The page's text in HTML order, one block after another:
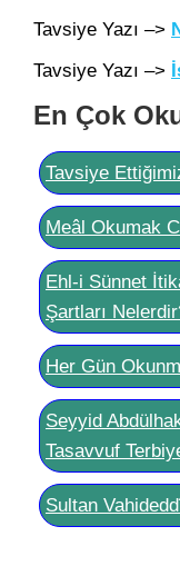
Tavsiye Yazı –>
Tavsiye Yazı –>
En Çok
Tavsiye
Meâl Okumak
Ehl-i Sünnet
Şartları
Her Gün
Seyyid
Tasavvuf
Sultan